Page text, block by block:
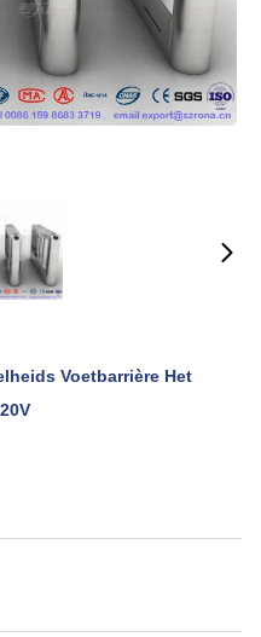
Voetbarrière Het